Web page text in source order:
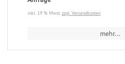
inkl. 19 % Mwst.zzgl. Versandkosten
mehr...